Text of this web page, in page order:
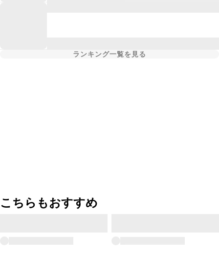
ランキング一覧を見る
こちらもおすすめ